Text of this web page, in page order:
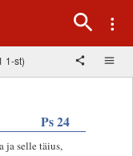
1-st)
Ps 24
ja selle täius,